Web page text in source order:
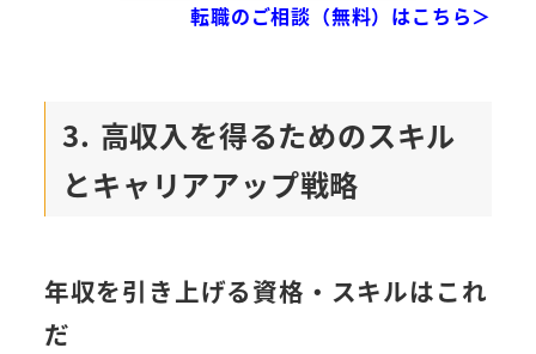
転職のご相談（無料）はこちら＞
3. 高収入を得るためのスキル
とキャリアアップ戦略
年収を引き上げる資格・スキルはこれ
だ